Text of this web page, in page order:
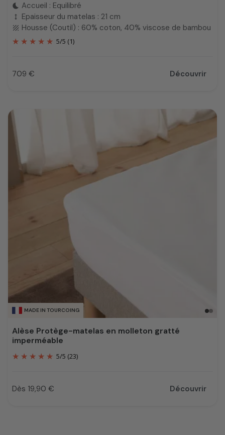
bedtime Accueil : Equilibré
height Epaisseur du matelas : 21 cm
texture Housse (Coutil) : 60% coton, 40% viscose de bambou
5/5 (1)
Prix
709 € Découvrir
MADE IN TOURCOING
Alèse Protège-matelas en molleton gratté
imperméable
5/5 (23)
Prix
Dès 19,90 € Découvrir